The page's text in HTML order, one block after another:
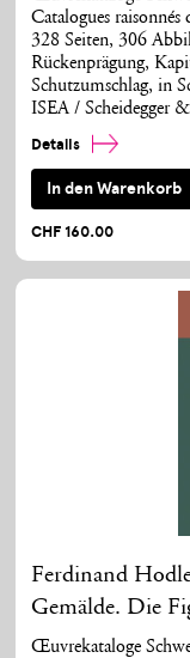
Catalogues raisonnés
328 Seiten, 306
Rückenprägung,
Schutzumschlag, in
ISEA / Scheidegger
Details
In den Warenkorb
CHF 160.00
Ferdinand
Gemälde. Die
Œuvrekataloge